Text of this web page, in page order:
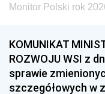
Monitor Polski rok
KOMUNIKAT
ROZWOJU WSI z
sprawie
szczegółowych w